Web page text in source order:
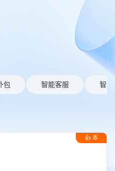
包 智能客服 智能
👍 本